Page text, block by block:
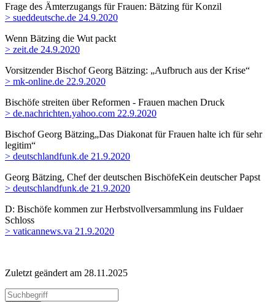
Frage des Ämterzugangs für Frauen: Bätzing für Konzil
> sueddeutsche.de 24.9.2020
Wenn Bätzing die Wut packt
> zeit.de 24.9.2020
Vorsitzender Bischof Georg Bätzing: „Aufbruch aus der Krise“
> mk-online.de 22.9.2020
Bischöfe streiten über Reformen - Frauen machen Druck
> de.nachrichten.yahoo.com 22.9.2020
Bischof Georg Bätzing„Das Diakonat für Frauen halte ich für sehr
legitim“
> deutschlandfunk.de 21.9.2020
Georg Bätzing, Chef der deutschen BischöfeKein deutscher Papst
> deutschlandfunk.de 21.9.2020
D: Bischöfe kommen zur Herbstvollversammlung ins Fuldaer
Schloss
> vaticannews.va 21.9.2020
Zuletzt geändert am 28­.11.2025